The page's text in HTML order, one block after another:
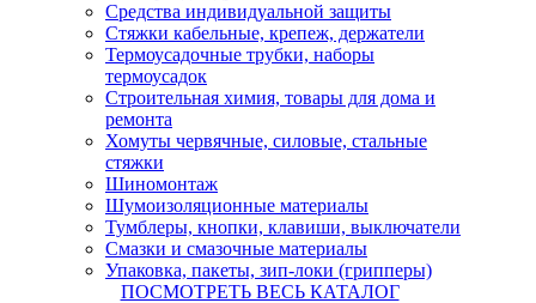
Средства индивидуальной защиты
Стяжки кабельные, крепеж, держатели
Термоусадочные трубки, наборы
термоусадок
Строительная химия, товары для дома и
ремонта
Хомуты червячные, силовые, стальные
стяжки
Шиномонтаж
Шумоизоляционные материалы
Тумблеры, кнопки, клавиши, выключатели
Смазки и смазочные материалы
Упаковка, пакеты, зип-локи (грипперы)
ПОСМОТРЕТЬ ВЕСЬ КАТАЛОГ